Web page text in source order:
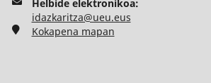
Helbide elektronikoa:
idazkaritza@ueu.eus
Kokapena mapan